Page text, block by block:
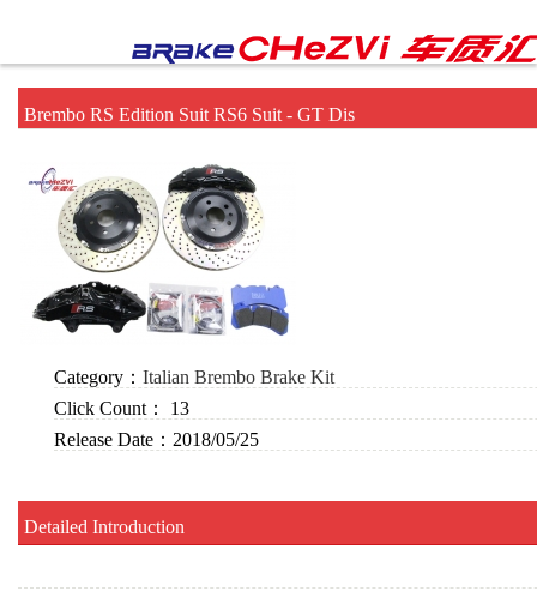
Brembo RS Edition Suit RS6 Suit - GT Dis
Category： Italian Brembo Brake Kit
Click Count：
13
Release Date： 2018/05/25
Detailed Introduction